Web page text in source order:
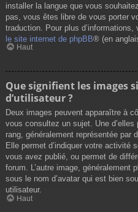
installer la langue que vous
pas, vous êtes libre de vous porter
traduction. Pour plus
le site internet de phpBB® (en
Haut
Que signifient les images
d’utilisateur ?
Deux images peuvent apparaître à
vous consultez un sujet. Une
rang, généralement représentée par
Elle permet d’indiquer votre activité
vous avez publié, ou permet de
forum. L’autre image, généralement
sous le nom d’avatar qui est bien
utilisateur.
Haut